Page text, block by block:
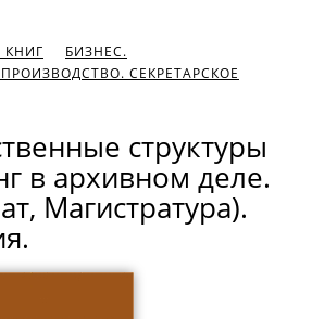
КНИГ
БИЗНЕС.
СЕКРЕТАРСКОЕ
структуры
в архивном деле.
Магистратура).